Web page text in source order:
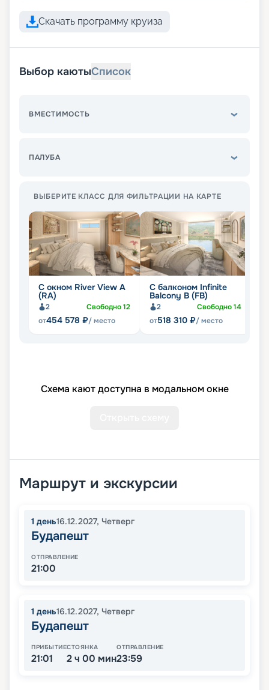
Скачать программу круиза
Выбор каютыСписок
ВМЕСТИМОСТЬ
ПАЛУБА
ВЫБЕРИТЕ КЛАСС ДЛЯ ФИЛЬТРАЦИИ НА КАРТЕ
С окном River View A
(RA)
2 Свободно12
от454 578 ₽/ место
С балконом Infinite
Balcony B (FB)
2 Свободно14
от518 310 ₽/ место
Схема кают доступна в модальном окне
Маршрут и экскурсии
1 день16.12.2027, Четверг
Будапешт
ОТПРАВЛЕНИЕ
21:00
1 день16.12.2027, Четверг
Будапешт
ПРИБЫТИЕ
21:01
СТОЯНКА
2 ч 00 мин
ОТПРАВЛЕНИЕ
23:59